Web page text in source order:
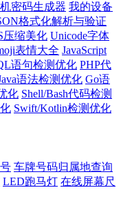
密码生成器 我的设备
格式化解析与验证
压缩美化 Unicode字体
表情大全 JavaScript
语句检测优化 PHP代
语法检测优化 Go语
化 Shell/Bash代码检测
Swift/Kotlin检测优化
车牌号码归属地查询
LED跑马灯 在线屏幕尺